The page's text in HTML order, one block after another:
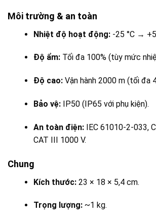
Môi trường & an toàn
Nhiệt độ hoạt động:-25 °C →
Độ ẩm:Tối đa 100% (tùy mức
Độ cao:Vận hành 2000 m (tối đa
Bảo vệ:IP50 (IP65 với phụ kiện).
An toàn điện:IEC 61010-2-033,
CAT III 1000 V.
Chung
Kích thước:23 × 18 × 5,4 cm.
Trọng lượng:~1 kg.